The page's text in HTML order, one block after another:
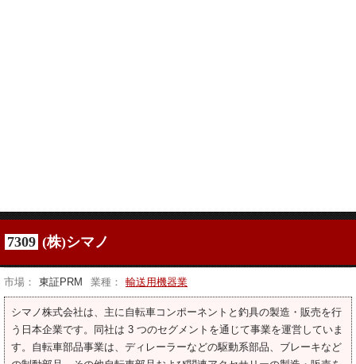
7309 (株)シマノ
市場： 東証PRM 業種： 輸送用機器業
シマノ株式会社は、主に自転車コンポーネントと釣具の製造・販売を行
う日本企業です。同社は 3 つのセグメントを通じて事業を運営していま
す。自転車部品事業は、ディレーラーなどの駆動系部品、ブレーキなど